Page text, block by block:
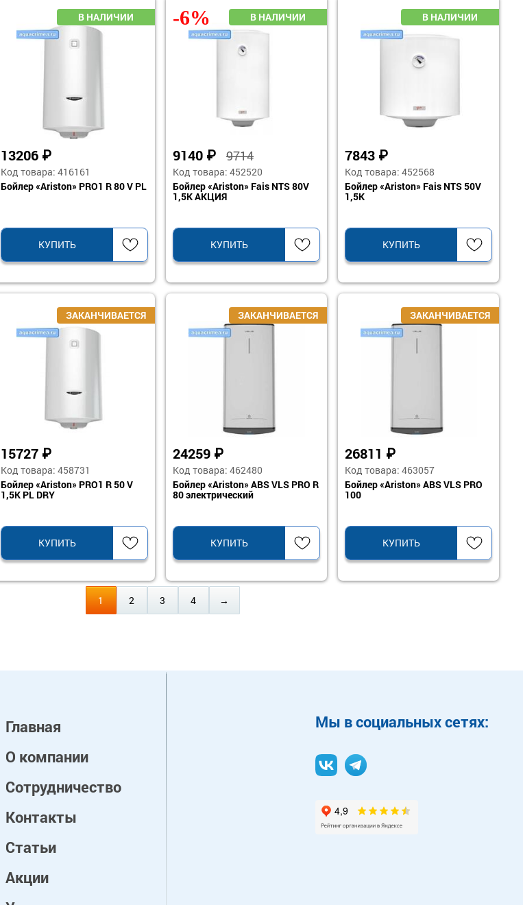
13206 ₽
Код товара: 416161
Бойлер «Ariston» PRO1 R 80 V PL
КУПИТЬ
9140 ₽ 9714
Код товара: 452520
Бойлер «Ariston» Fais NTS 80V
1,5K АКЦИЯ
КУПИТЬ
-6%
7843 ₽
Код товара: 452568
Бойлер «Ariston» Fais NTS 50V
1,5K
КУПИТЬ
15727 ₽
Код товара: 458731
Бойлер «Ariston» PRO1 R 50 V
1,5K PL DRY
КУПИТЬ
24259 ₽
Код товара: 462480
Бойлер «Ariston» ABS VLS PRO R
80 электрический
КУПИТЬ
26811 ₽
Код товара: 463057
Бойлер «Ariston» ABS VLS PRO
100
КУПИТЬ
1 2 3 4 →
Главная
О компании
Сотрудничество
Контакты
Статьи
Акции
Mы в социальных сетях: